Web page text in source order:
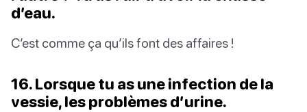
d’eau.
C’est comme ça qu’ils font des affaires !
16. Lorsque tu as une infection de la
vessie, les problèmes d’urine.